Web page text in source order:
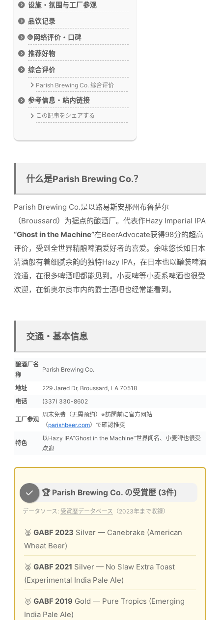
设施・氛围与工厂参观
品饮记录
🌐 网络评价・口碑
推荐好物
综合评价
Parish Brewing Co. 综合评价
参考信息・站内链接
この記事をシェアする
什么是Parish Brewing Co.？
Parish Brewing Co.是以路易斯安那州布鲁萨尔
（Broussard）为据点的酿酒厂。代表作Hazy Imperial IPA
“Ghost in the Machine”在BeerAdvocate获得98分的超高
评价，受到全世界精酿啤酒爱好者的喜爱。余味悠长如日本
清酒般有着细腻余韵的独特Hazy IPA，在日本也以罐装啤酒
流通，在很多啤酒吧都能见到。小麦啤等小麦系啤酒也很受
欢迎，在新奥尔良市内的爵士酒吧也经常能看到。
交通・基本信息
酿酒厂名
称
Parish Brewing Co.
地址
229 Jared Dr, Broussard, LA 70518
电话
(337) 330-8602
工厂参观
周末免费（无需预约）※訪問前に官方网站
（parishbeer.com）で確認推奨
特色
以Hazy IPA”Ghost in the Machine”世界闻名、小麦啤也很受
欢迎
🏆 Parish Brewing Co. の受賞歴 (3件)
データソース: 受賞歴データベース （2023年まで収録）
🥈 GABF 2023 Silver — Canebrake (American
Wheat Beer)
🥈 GABF 2021 Silver — No Slaw Extra Toast
(Experimental India Pale Ale)
🥇 GABF 2019 Gold — Pure Tropics (Emerging
India Pale Ale)